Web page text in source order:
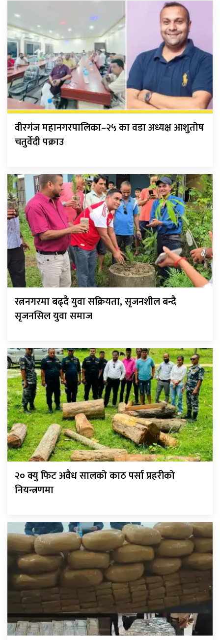
वीरगंज महानगरपालिका–२५ का वडा अध्यक्ष आशुतोष
चतुर्वेदी पक्राउ
रत्ननगरमा बढ्दै युवा सक्रियता, सृजनशील बन्दै
सृजनसिल युवा समाज
२० क्यु फिट अवैध सालको काठ पर्सा प्रहरीको
नियन्त्रणमा